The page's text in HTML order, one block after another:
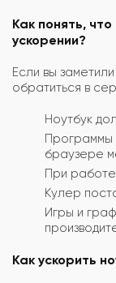
Как понять,
ускорении?
Если вы
обратиться в
Ноутбук
Программы
браузере
При работе
Кулер
Игры и
Как ускорить